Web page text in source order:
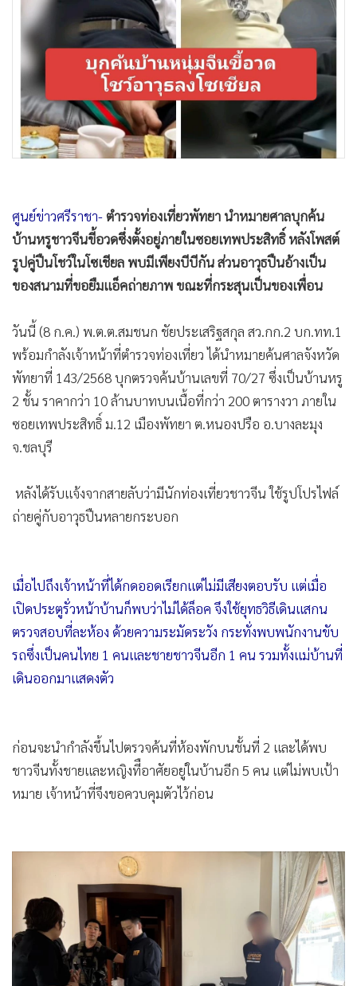
Special Scoop
เศรษฐกิจ-ธุรกิจ
ชุมชน-คุณภาพชีวิต
อาชญากรรม
Motoring
• เกม
SMEs
• หุ้น
• อินโดจีน
• กองทุนรวม
• Factcheck
• ญี่ปุ่น
• News1
• Gotomanager
ศูนย์ข่าว​ศรี​ราชา​-ตำรวจท่องเที่ยวพัทยา นำหมายศาลบุกค้น
บ้านหรูชาวจีนขี้อวดซึ่งตั้งอยู่ภายในซอยเทพประสิทธิ์ หลังโพสต์
รูปคู่ปืนโชว์ในโซเชียล พบมีเพียงบีบีกัน ส่วนอาวุธปืนอ้างเป็น
ของสนามที่ขอยืมแอ็คถ่ายภาพ ขณะที่กระสุนเป็นของเพื่อน
วันนี้ (8 ก.ค.) พ.ต.ต.สมชนก ชัยประเสริฐสกุล สว.กก.2 บก.ทท.1
พร้อมกำลังเจ้าหน้าที่ตำรวจท่องเที่ยว ได้นำหมายค้นศาลจังหวัด
พัทยาที่ 143/2568 บุกตรวจค้นบ้านเลขที่ 70/27 ซึ่งเป็นบ้านหรู
2 ชั้น ราคากว่า 10 ล้านบาทบนเนื้อที่กว่า 200 ตารางวา ภายใน
ซอยเทพประสิทธิ์ ม.12 เมืองพัทยา ต.หนองปรือ อ.บางละมุง
จ.ชลบุรี
หลังได้รับแจ้งจากสายลับว่ามีนักท่องเที่ยวชาวจีน ใช้รูปโปรไฟล์
ถ่ายคู่กับอาวุธปืนหลายกระบอก
เมื่อไปถึงเจ้าหน้าที่ได้กดออดเรียกแต่ไม่มีเสียงตอบรับ แต่เมื่อ
เปิดประตูรั่วหน้าบ้านก็พบว่าไม่ได้ล็อค จึงใช้ยุทธวิธีเดินแสกน
ตรวจสอบที่ละห้อง ด้วยความระมัดระวัง กระทั่งพบพนักงานขับ
รถซึ่งเป็นคนไทย 1 คนและชายชาวจีนอีก 1 คน รวมทั้งแม่บ้านที่
เดินออกมาแสดงตัว
ก่อนจะนำกำลังขึ้นไปตรวจค้นที่ห้องพักบนชั้นที่ 2 และได้พบ
ชาวจีนทั้งชายและหญิงทีือาศัยอยู่ในบ้านอีก 5 คน แต่ไม่พบเป้า
หมาย เจ้าหน้าที่จึงขอควบคุมตัวไว้ก่อน